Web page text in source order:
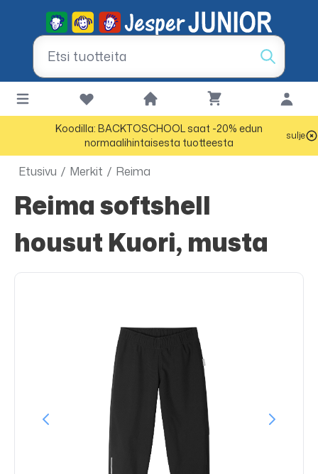
Koodilla: BACKTOSCHOOL saat -20% edun
normaalihintaisesta tuotteesta
sulje
Etusivu / Merkit / Reima
Reima softshell
housut Kuori, musta